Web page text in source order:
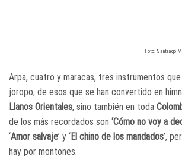
Foto: Santiago
Arpa, cuatro y maracas, tres instrumentos que
joropo, de esos que se han convertido en
Llanos Orientales, sino también en toda
de los más recordados son ‘Cómo no voy a
‘Amor salvaje’ y ‘El chino de los mandados’,
hay por montones.